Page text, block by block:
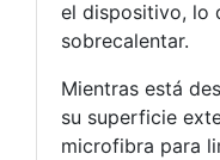
el dispositivo, lo
sobrecalentar.
Mientras está
su superficie
microfibra para